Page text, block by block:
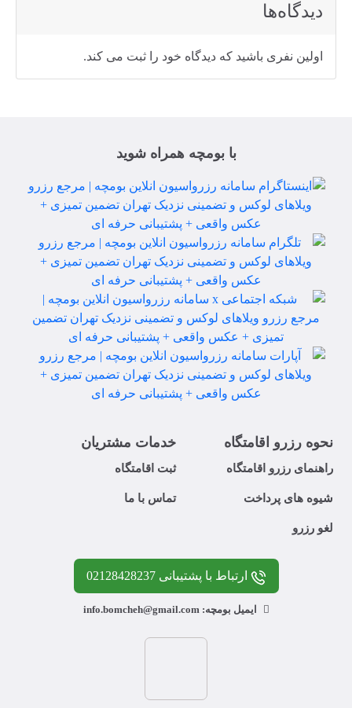
دیدگاه‌ها
اولین نفری باشید که دیدگاه خود را ثبت می کند.
با بومچه همراه شوید
نحوه رزرو اقامتگاه
راهنمای رزرو اقامتگاه
شیوه های پرداخت
لغو رزرو
خدمات مشتریان
ثبت اقامتگاه
تماس با ما
ارتباط با پشتیبانی 02128428237
ایمیل بومچه: info.bomcheh@gmail.com